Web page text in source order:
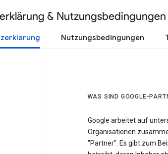
& Nutzungsbedingungen
Nutzungsbedingungen
WAS SIND GOOGLE-
Google arbeitet auf
Organisationen
"Partner". Es gibt zum